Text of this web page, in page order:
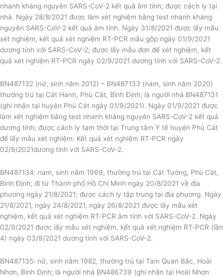
nhanh kháng nguyên SARS-CoV-2 kết quả âm tính; được cách ly tại
nhà. Ngày 28/8/2021 được làm xét nghiệm bằng test nhanh kháng
nguyên SARS-CoV-2 kết quả âm tính. Ngày 31/8/2021 được lấy mẫu
xét nghiệm, kết quả xét nghiệm RT-PCR mẫu gộp ngày 01/9/2021
dương tính với SARS-CoV-2; được lấy mẫu đơn để xét nghiệm, kết
quả xét nghiệm RT-PCR ngày 02/9/2021 dương tính với SARS-CoV-2.
BN487132 (nữ, sinh năm 2012) – BN487133 (nam, sinh năm 2020)
thường trú tại Cát Hanh, Phù Cát, Bình Định; là người nhà BN487131
(ghi nhận tại huyện Phù Cát ngày 01/9/2021). Ngày 01/9/2021 được
làm xét nghiệm bằng test nhanh kháng nguyên SARS-CoV-2 kết quả
dương tính; được cách ly tạm thời tại Trung tâm Y tế huyện Phù Cát
để lấy mẫu xét nghiệm. Kết quả xét nghiệm RT-PCR ngày
02/9/2021dương tính với SARS-CoV-2.
BN487134: nam, sinh năm 1969, thường trú tại Cát Tường, Phù Cát,
Bình Định; đi từ Thành phố Hồ Chí Minh ngày 20/8/2021 về địa
phương ngày 21/8/2021; được cách ly tập trung tại địa phương. Ngày
21/8/2021, ngày 24/8/2021, ngày 26/8/2021 được lấy mẫu xét
nghiệm, kết quả xét nghiệm RT-PCR âm tính với SARS-CoV-2. Ngày
02/9/2021 được lấy mẫu xét nghiệm, kết quả xét nghiệm RT-PCR (lần
4) ngày 03/9/2021 dương tính với SARS-CoV-2.
BN487135: nữ, sinh năm 1982, thường trú tại Tam Quan Bắc, Hoài
Nhơn, Bình Định; là người nhà BN486739 (ghi nhận tại Hoài Nhơn